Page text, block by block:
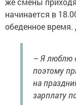
начинается в
обеденное время.
– Я люблю
поэтому
на
зарплату